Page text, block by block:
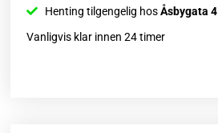
Henting tilgengelig hosÅsbygata 4
Vanligvis klar innen 24 timer